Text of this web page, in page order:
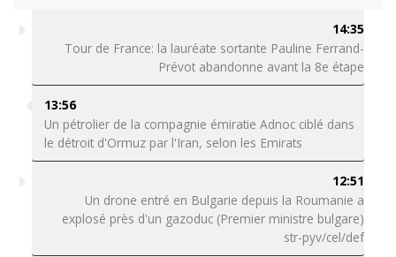
14:35
Tour de France: la lauréate sortante Pauline Ferrand-
Prévot abandonne avant la 8e étape
13:56
Un pétrolier de la compagnie émiratie Adnoc ciblé dans
le détroit d'Ormuz par l'Iran, selon les Emirats
12:51
Un drone entré en Bulgarie depuis la Roumanie a
explosé près d'un gazoduc (Premier ministre bulgare)
str-pyv/cel/def